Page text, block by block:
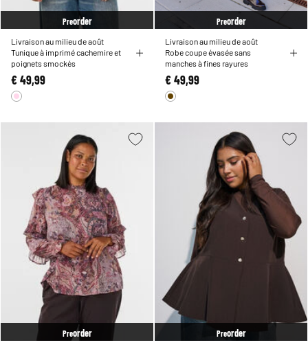
Preorder
Livraison au milieu de août
Tunique à imprimé cachemire et
poignets smockés
€ 49,99
Preorder
Livraison au milieu de août
Robe coupe évasée sans
manches à fines rayures
€ 49,99
Preorder Preorder